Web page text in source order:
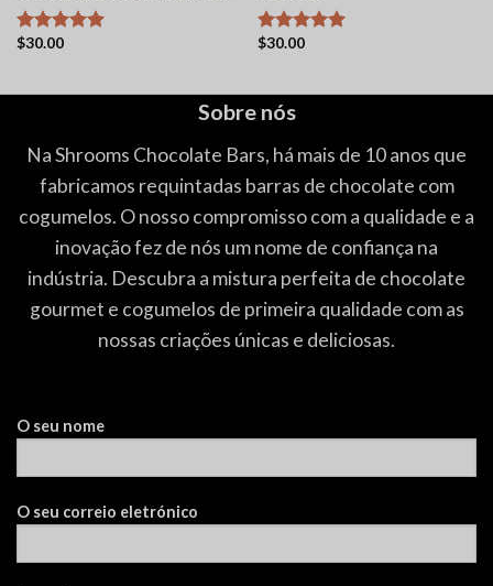
Avaliação
$30.00
Avaliação
$30.00
Sobre nós
Na Shrooms Chocolate Bars, há mais de 10 anos que
fabricamos requintadas barras de chocolate com
cogumelos. O nosso compromisso com a qualidade e a
inovação fez de nós um nome de confiança na
indústria. Descubra a mistura perfeita de chocolate
gourmet e cogumelos de primeira qualidade com as
nossas criações únicas e deliciosas.
O seu nome
O seu correio eletrónico